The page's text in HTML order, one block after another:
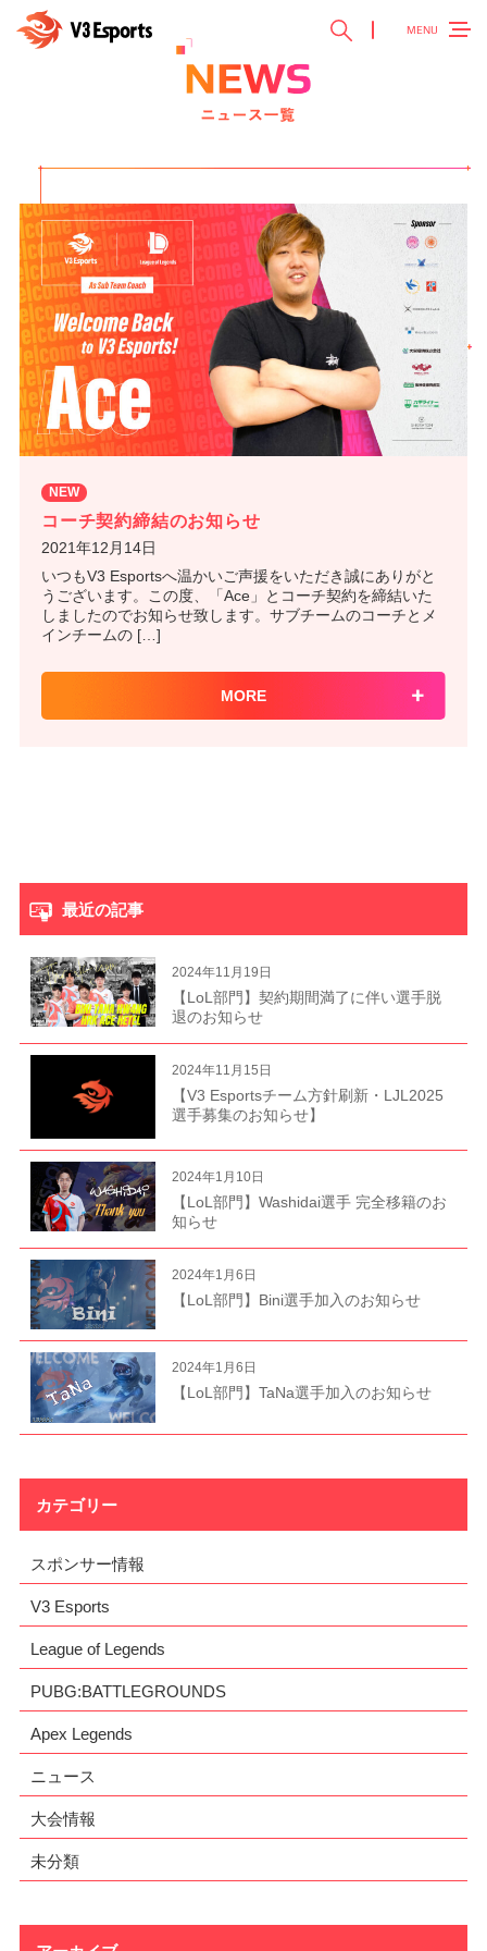
NEWS 最新ニュース ＞
TEAM チーム紹介 ＞
EVENT 参加大会情報 ＞
SPONSOR スポンサー ＞
MENU
NEW
コーチ契約締結のお知らせ
2021年12月14日
いつもV3 Esportsへ温かいご声援をいただき誠にありがと
うございます。この度、「Ace」とコーチ契約を締結いた
しましたのでお知らせ致します。サブチームのコーチとメ
インチームの […]
MORE
最近の記事
2024年11月19日
【LoL部門】契約期間満了に伴い選手脱
退のお知らせ
2024年11月15日
【V3 Esportsチーム方針刷新・LJL2025
選手募集のお知らせ】
2024年1月10日
【LoL部門】Washidai選手 完全移籍のお
知らせ
2024年1月6日
【LoL部門】Bini選手加入のお知らせ
2024年1月6日
【LoL部門】TaNa選手加入のお知らせ
カテゴリー
スポンサー情報
V3 Esports
League of Legends
PUBG:BATTLEGROUNDS
Apex Legends
ニュース
大会情報
未分類